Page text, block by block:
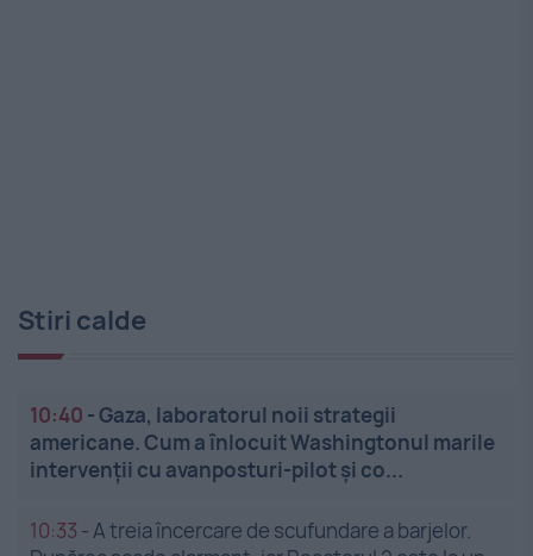
Stiri calde
10:40 -Gaza, laboratorul noii strategii
americane. Cum a înlocuit Washingtonul marile
intervenții cu avanposturi-pilot și co...
10:33 -A treia încercare de scufundare a barjelor.